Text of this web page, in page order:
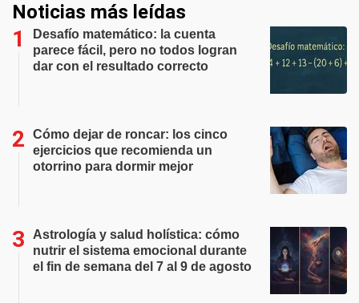
Noticias más leídas
Desafío matemático: la cuenta
parece fácil, pero no todos logran
dar con el resultado correcto
Cómo dejar de roncar: los cinco
ejercicios que recomienda un
otorrino para dormir mejor
Astrología y salud holística: cómo
nutrir el sistema emocional durante
el fin de semana del 7 al 9 de agosto